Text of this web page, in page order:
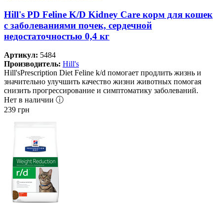
Hill's PD Feline K/D Kidney Care корм для кошек
с заболеваниями почек, сердечной
недостаточностью 0,4 кг
Артикул: 5484
Производитель: Hill's
Hill'sPrescription Diet Feline k/d помогает продлить жизнь и
значительно улучшить качество жизни животных помогая
снизить прогрессирование и симптоматику заболеваний.
Нет в наличии ⓘ
239 грн